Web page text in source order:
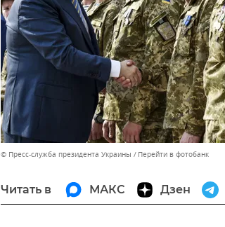
© Пресс-служба президента Украины Перейти в фотобанк
Читать в МАКС Дзен